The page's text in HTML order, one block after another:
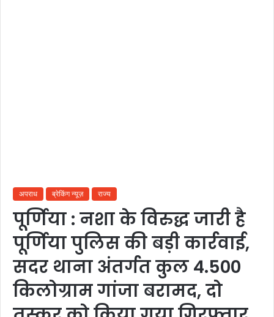
अपराध ब्रेकिंग न्यूज़ राज्य
पूर्णिया : नशा के विरुद्ध जारी है
पूर्णिया पुलिस की बड़ी कार्रवाई,
सदर थाना अंतर्गत कुल 4.500
किलोग्राम गांजा बरामद, दो